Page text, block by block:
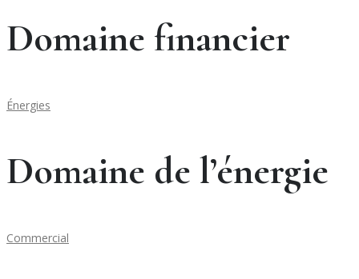
Domaine financier
Énergies
Domaine de l’énergie
Commercial